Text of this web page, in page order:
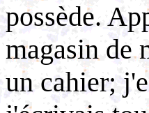
possède.
magasin de
un cahier;